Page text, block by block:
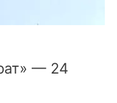
— 24